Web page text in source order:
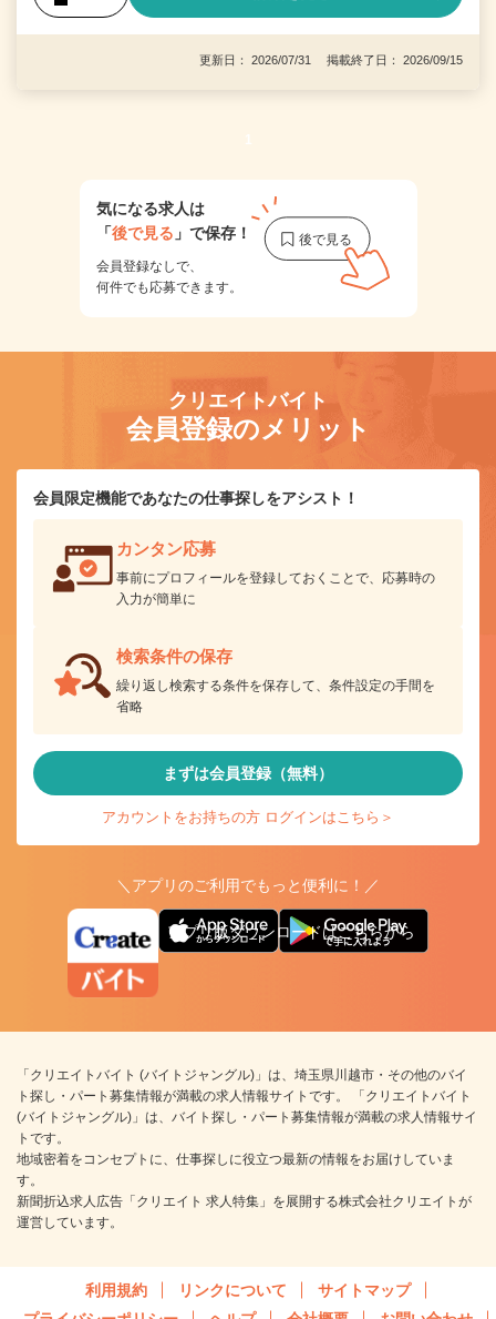
更新日： 2026/07/31 掲載終了日： 2026/09/15
1
気になる求人は
「後で見る 」で保存！
会員登録なしで、
何件でも応募できます。
クリエイトバイト
会員登録のメリット
会員限定機能であなたの仕事探しをアシスト！
カンタン応募
事前にプロフィールを登録しておくことで、応募時の
入力が簡単に
検索条件の保存
繰り返し検索する条件を保存して、条件設定の手間を
省略
まずは会員登録（無料）
アカウントをお持ちの方 ログインはこちら＞
＼アプリのご利用でもっと便利に！／
アプリ版ダウンロードはこちらから
「クリエイトバイト (バイトジャングル)」は、埼玉県川越市・その他のバイ
ト探し・パート募集情報が満載の求人情報サイトです。 「クリエイトバイト
(バイトジャングル)」は、バイト探し・パート募集情報が満載の求人情報サイ
トです。
地域密着をコンセプトに、仕事探しに役立つ最新の情報をお届けしていま
す。
新聞折込求人広告「クリエイト 求人特集」を展開する株式会社クリエイトが
運営しています。
利用規約 リンクについて
サイトマップ